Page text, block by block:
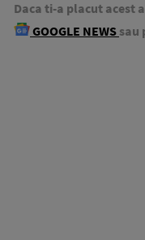
Daca ti-a placut acest
GOOGLE NEWS sau